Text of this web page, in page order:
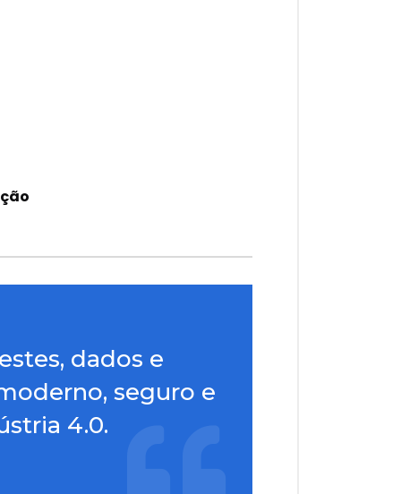
dados e
seguro e
4.0.